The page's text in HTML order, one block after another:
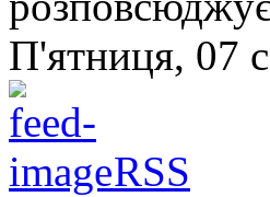
П'ятниця, 07
RSS